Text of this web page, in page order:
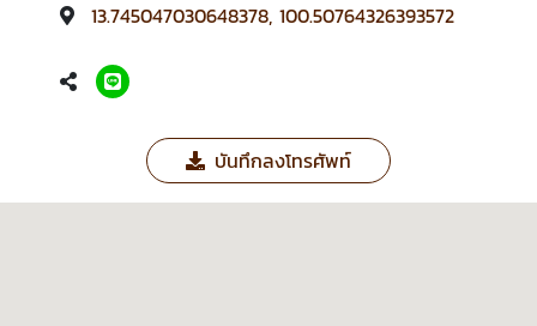
13.745047030648378, 100.50764326393572
บันทึกลงโทรศัพท์